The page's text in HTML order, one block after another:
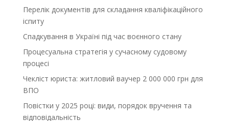
Перелік документів для складання кваліфікаційного
іспиту
Спадкування в Україні під час воєнного стану
Процесуальна стратегія у сучасному судовому
процесі
Чекліст юриста: житловий ваучер 2 000 000 грн для
ВПО
Повістки у 2025 році: види, порядок вручення та
відповідальність